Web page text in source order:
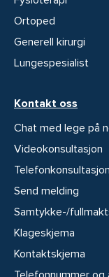
Ortoped
Generell kirurgi
Lungespesialist
Kontakt oss
Chat med lege på
Videokonsultasjon
Telefonkonsultasjon
Send melding
Samtykke-/
Klageskjema
Kontaktskjema